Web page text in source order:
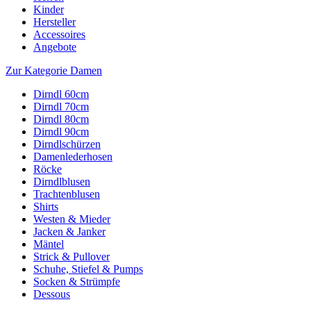
Kinder
Hersteller
Accessoires
Angebote
Zur Kategorie Damen
Dirndl 60cm
Dirndl 70cm
Dirndl 80cm
Dirndl 90cm
Dirndlschürzen
Damenlederhosen
Röcke
Dirndlblusen
Trachtenblusen
Shirts
Westen & Mieder
Jacken & Janker
Mäntel
Strick & Pullover
Schuhe, Stiefel & Pumps
Socken & Strümpfe
Dessous